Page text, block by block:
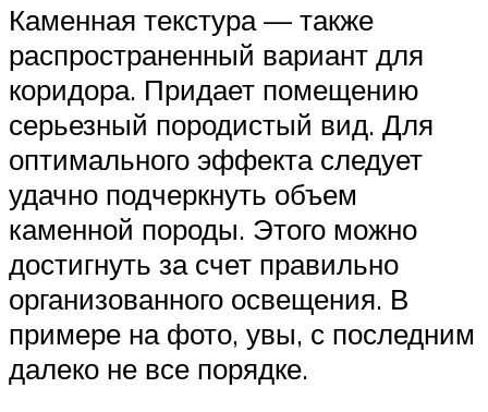
Каменная текстура — также
распространенный вариант для
коридора. Придает помещению
серьезный породистый вид. Для
оптимального эффекта следует
удачно подчеркнуть объем
каменной породы. Этого можно
достигнуть за счет правильно
организованного освещения. В
примере на фото, увы, с последним
далеко не все порядке.